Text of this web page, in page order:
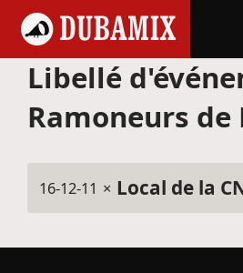
Libellé
Ramoneurs
16-12-11 × Local de la